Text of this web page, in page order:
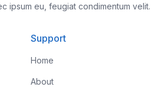
ipsum eu, feugiat condimentum velit.
Support
Home
About